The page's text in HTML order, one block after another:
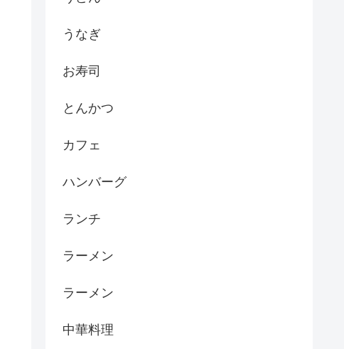
うなぎ
お寿司
とんかつ
カフェ
ハンバーグ
ランチ
ラーメン
ラーメン
中華料理